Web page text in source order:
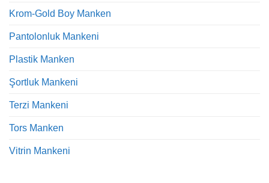
Krom-Gold Boy Manken
Pantolonluk Mankeni
Plastik Manken
Şortluk Mankeni
Terzi Mankeni
Tors Manken
Vitrin Mankeni